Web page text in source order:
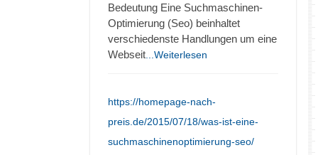
Bedeutung Eine Suchmaschinen-
Optimierung (Seo) beinhaltet
verschiedenste Handlungen um eine
Webseit ...Weiterlesen
https://homepage-nach-
preis.de/2015/07/18/was-ist-eine-
suchmaschinenoptimierung-seo/